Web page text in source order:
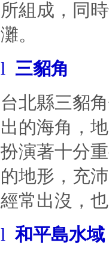
所組成，同
灘。
l 三貂角
台北縣三貂
出的海角，
扮演著十分
的地形，充
經常出沒，
l 和平島水域